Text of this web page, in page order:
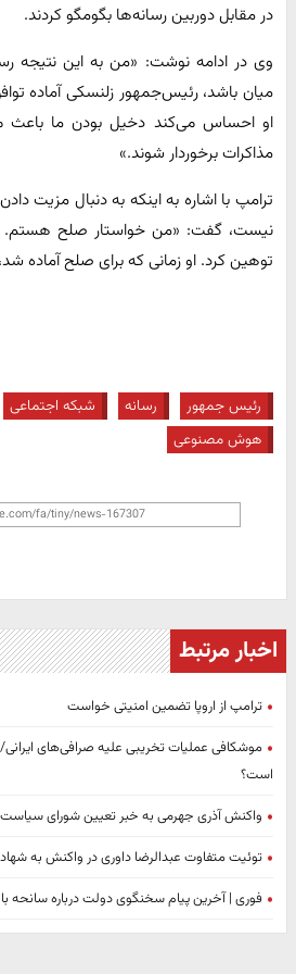
در مقابل دوربین رسانه‌ها بگومگو کردند.
وی در ادامه نوشت: «من به این نتیجه
میان باشد، رئیس‌جمهور زلنسکی آماده
او احساس می‌کند دخیل بودن ما باعث
مذاکرات برخوردار شوند.»
ترامپ با اشاره به اینکه به دنبال مزیت
نیست، گفت: «من خواستار صلح هستم. او
توهین کرد. او زمانی که برای صلح آماده شد،
رئیس جمهور رسانه شبکه اجتماعی
هوش مصنوعی
اخبار مرتبط
ترامپ از اروپا تضمین امنیتی خواست
موشکافی عملیات تخریبی علیه صرافی‌های
است؟
واکنش آذری جهرمی به خبر تعیین شورای
توئیت متفاوت عبدالرضا داوری در واکنش به
فوری | آخرین پیام سخنگوی دولت درباره سانحه